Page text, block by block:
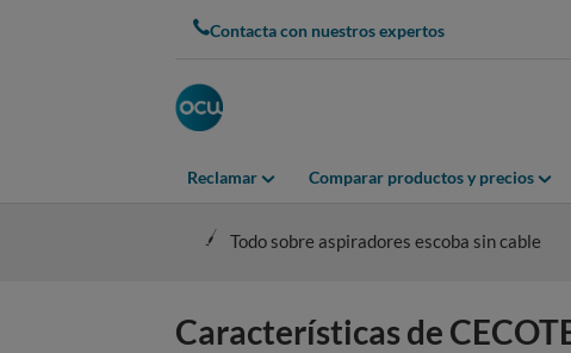
Contacta con nuestros expertos
Reclamar Comparar productos y precios
Todo sobre aspiradores escoba sin cable
Características de